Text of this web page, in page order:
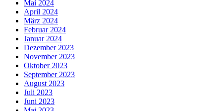
Mai 2024
April 2024
März 2024
Februar 2024
Januar 2024
Dezember 2023
November 2023
Oktober 2023
September 2023
August 2023
Juli 2023
Juni 2023